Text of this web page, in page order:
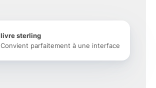
livre sterling
Convient parfaitement à une interface